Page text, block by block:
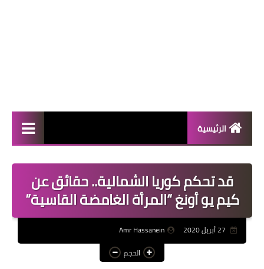
الرئيسية
منوعات
فعاليات
صحة
تكنولوجيا
قد تحكم كوريا الشمالية.. حقائق عن
كيم يو أونغ “المرأة الغامضة القاسية”
Amr Hassanein
الحجم